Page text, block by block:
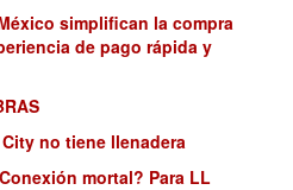
simplifican la compra
de pago rápida y
no tiene llenadera
mortal? Para LL